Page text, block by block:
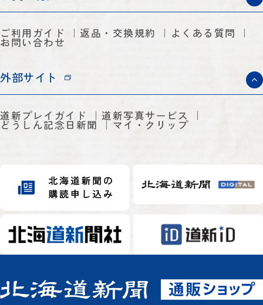
ご利用ガイド 返品・交換規約 よくある質問
お問い合わせ
外部サイト
道新プレイガイド 道新写真サービス
どうしん記念日新聞 マイ・クリップ